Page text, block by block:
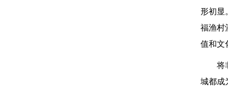
形初显
福渔村
值和文
将
城都成